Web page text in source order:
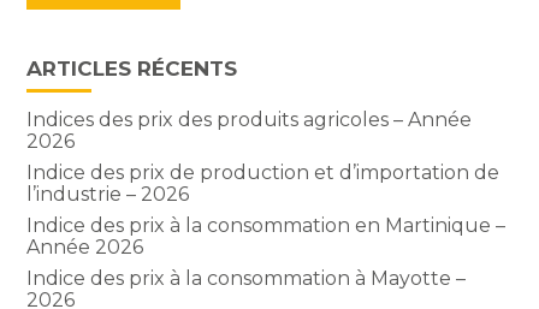
ARTICLES RÉCENTS
Indices des prix des produits agricoles – Année
2026
Indice des prix de production et d’importation de
l’industrie – 2026
Indice des prix à la consommation en Martinique –
Année 2026
Indice des prix à la consommation à Mayotte –
2026